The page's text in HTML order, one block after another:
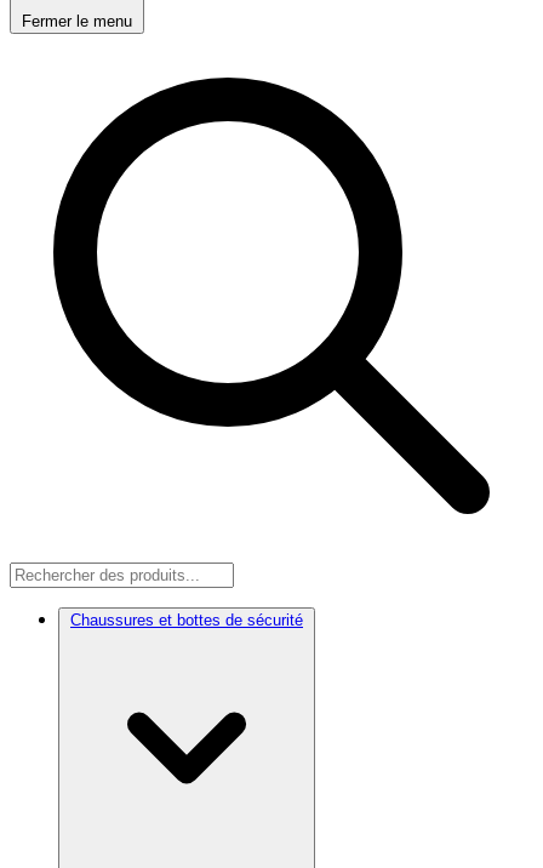
Fermer le menu
Chaussures et bottes de sécurité